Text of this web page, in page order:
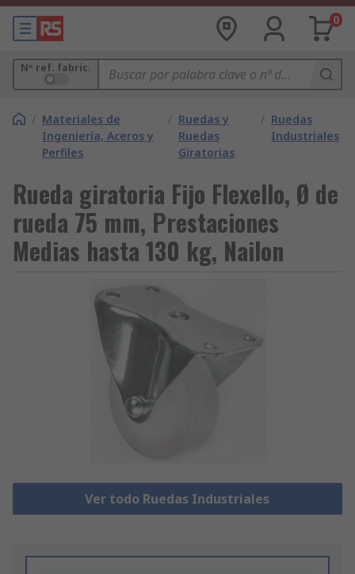
0
Nº ref. fabric.
/ Materiales de
Ingeniería, Aceros y
Perfiles
/ Ruedas y
Ruedas
Giratorias
/ Ruedas
Industriales
Rueda giratoria Fijo Flexello, Ø de
rueda 75 mm, Prestaciones
Medias hasta 130 kg, Nailon
Ver todo Ruedas Industriales